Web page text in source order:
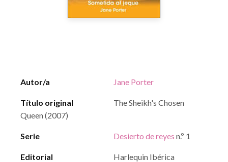
Autor/a Jane Porter
Título original
The Sheikh's Chosen
Queen (2007)
Serie Desierto de reyes n.º 1
Editorial Harlequin Ibérica